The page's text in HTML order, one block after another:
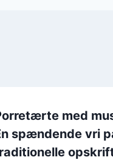
med
spændende vri